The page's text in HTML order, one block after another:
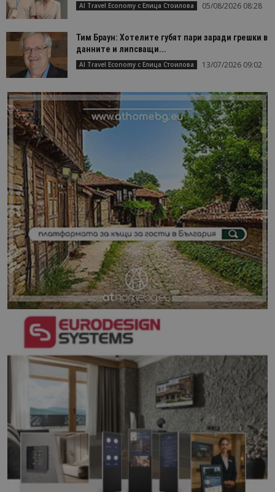
AI Travel Economy с Елица Стоилова 05/08/2026 08:28
Тим Браун: Хотелите губят пари заради грешки в
данните и липсващи...
AI Travel Economy с Елица Стоилова 13/07/2026 09:02